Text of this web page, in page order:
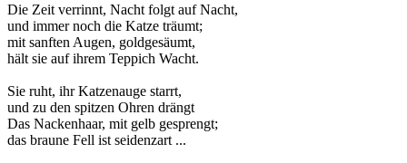
Die Zeit verrinnt, Nacht folgt auf Nacht,
und immer noch die Katze träumt;
mit sanften Augen, goldgesäumt,
hält sie auf ihrem Teppich Wacht.
Sie ruht, ihr Katzenauge starrt,
und zu den spitzen Ohren drängt
Das Nackenhaar, mit gelb gesprengt;
das braune Fell ist seidenzart ...